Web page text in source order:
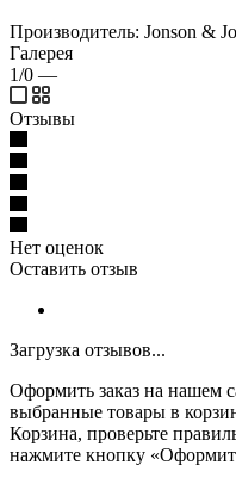
Производитель: Jonson &
Галерея
1/0 —
Отзывы
Нет оценок
Оставить отзыв
Загрузка отзывов...
Оформить заказ на нашем
выбранные товары в
Корзина, проверьте
нажмите кнопку